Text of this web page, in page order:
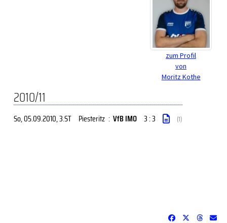
zum Profil
von
Moritz Kothe
2010/11
So, 05.09.2010, 3.ST Piesteritz : VfB IMO 3 : 3 (1)